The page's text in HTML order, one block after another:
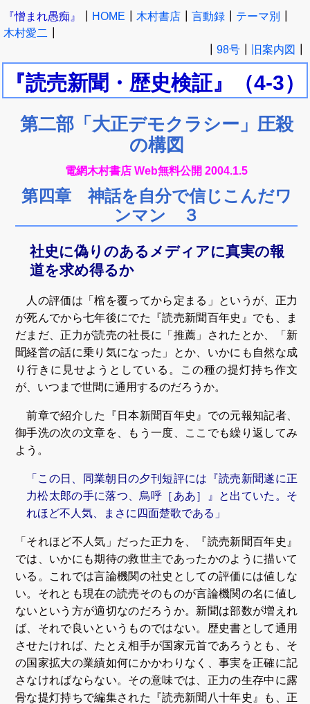
『憎まれ愚痴』 HOME 木村書店 言動録 テーマ別
木村愛二
98号 旧案内図
『読売新聞・歴史検証』 （4-3）
第二部「大正デモクラシー」圧殺
の構図
電網木村書店 Web無料公開 2004.1.5
第四章 神話を自分で信じこんだワ
ンマン ３
社史に偽りのあるメディアに真実の報
道を求め得るか
人の評価は「棺を覆ってから定まる」というが、正力
が死んでから七年後にでた『読売新聞百年史』でも、ま
だまだ、正力が読売の社長に「推薦」されたとか、「新
聞経営の話に乗り気になった」とか、いかにも自然な成
り行きに見せようとしている。この種の提灯持ち作文
が、いつまで世間に通用するのだろうか。
前章で紹介した『日本新聞百年史』での元報知記者、
御手洗の次の文章を、もう一度、ここでも繰り返してみ
よう。
「この日、同業朝日の夕刊短評には『読売新聞遂に正
力松太郎の手に落つ、烏呼［ああ］』と出ていた。そ
れほど不人気、まさに四面楚歌である」
「それほど不人気」だった正力を、『読売新聞百年史』
では、いかにも期待の救世主であったかのように描いて
いる。これでは言論機関の社史としての評価には値しな
い。それとも現在の読売そのものが言論機関の名に値し
ないという方が適切なのだろうか。新聞は部数が増えれ
ば、それで良いというものではない。歴史書として通用
させたければ、たとえ相手が国家元首であろうとも、そ
の国家拡大の業績如何にかかわりなく、事実を正確に記
さなければならない。その意味では、正力の生存中に露
骨な提灯持ちで編集された『読売新聞八十年史』も、正